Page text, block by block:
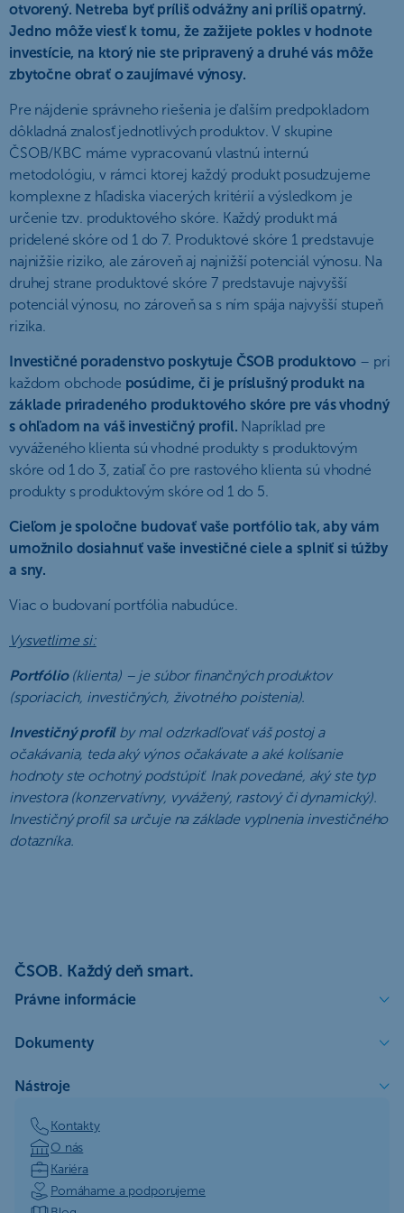
otvorený. Netreba byť príliš odvážny ani príliš opatrný.
Jedno môže viesť k tomu, že zažijete pokles v hodnote
investície, na ktorý nie ste pripravený a druhé vás môže
zbytočne obrať o zaujímavé výnosy.
Pre nájdenie správneho riešenia je ďalším predpokladom
dôkladná znalosť jednotlivých produktov. V skupine
ČSOB/KBC máme vypracovanú vlastnú internú
metodológiu, v rámci ktorej každý produkt posudzujeme
komplexne z hľadiska viacerých kritérií a výsledkom je
určenie tzv. produktového skóre. Každý produkt má
pridelené skóre od 1 do 7. Produktové skóre 1 predstavuje
najnižšie riziko, ale zároveň aj najnižší potenciál výnosu. Na
druhej strane produktové skóre 7 predstavuje najvyšší
potenciál výnosu, no zároveň sa s ním spája najvyšší stupeň
rizika.
Investičné poradenstvo poskytuje ČSOB produktovo – pri
každom obchode posúdime, či je príslušný produkt na
základe priradeného produktového skóre pre vás vhodný
s ohľadom na váš investičný profil. Napríklad pre
vyváženého klienta sú vhodné produkty s produktovým
skóre od 1 do 3, zatiaľ čo pre rastového klienta sú vhodné
produkty s produktovým skóre od 1 do 5.
Cieľom je spoločne budovať vaše portfólio tak, aby vám
umožnilo dosiahnuť vaše investičné ciele a splniť si túžby
a sny.
Viac o budovaní portfólia nabudúce.
Vysvetlime si:
Portfólio(klienta) – je súbor finančných produktov
(sporiacich, investičných, životného poistenia).
Investičný profil by mal odzrkadľovať váš postoj a
očakávania, teda aký výnos očakávate a aké kolísanie
hodnoty ste ochotný podstúpiť. Inak povedané, aký ste typ
investora (konzervatívny, vyvážený, rastový či dynamický).
Investičný profil sa určuje na základe vyplnenia investičného
dotazníka.
ČSOB. Každý deň smart.
Právne informácie
Dokumenty
Nástroje
Kontakty
O nás
Kariéra
Pomáhame a podporujeme